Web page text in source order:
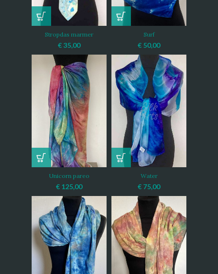
Stropdas marmer
€ 35,00
Surf
€ 50,00
Unicorn pareo
€ 125,00
Water
€ 75,00